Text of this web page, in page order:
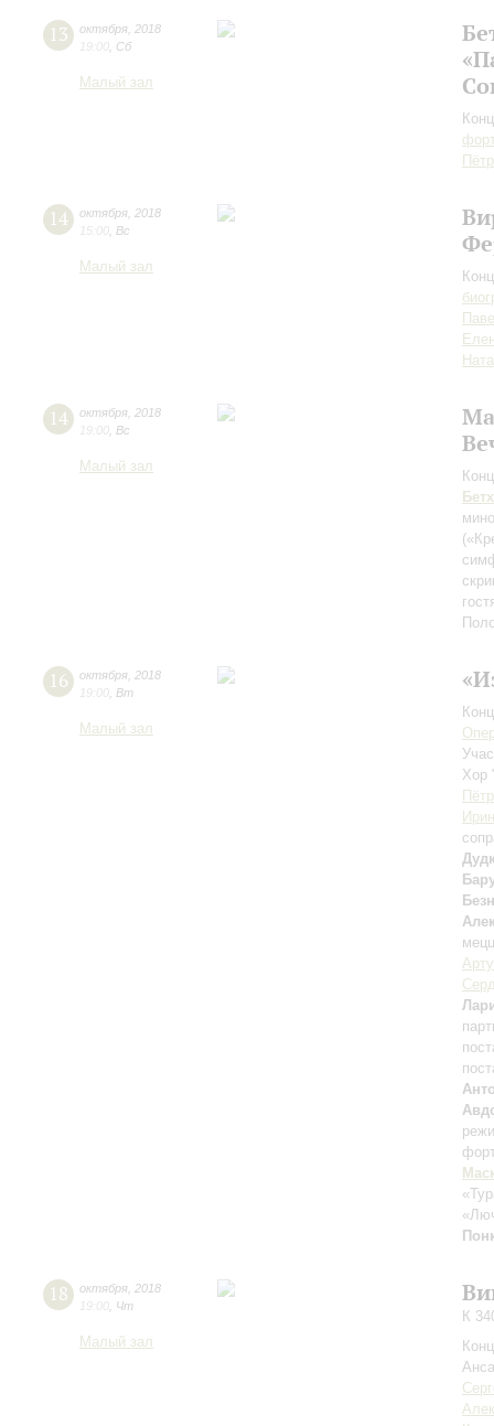
13 октября 2018
19:00 Сб
Малый зал
14 октября 2018
15:00 Вс
Малый зал
14 октября 2018
19:00 Вс
Малый зал
16 октября 2018
19:00 Вт
Малый зал
Хор
18 октября 2018
19:00 Чт
Малый зал
К